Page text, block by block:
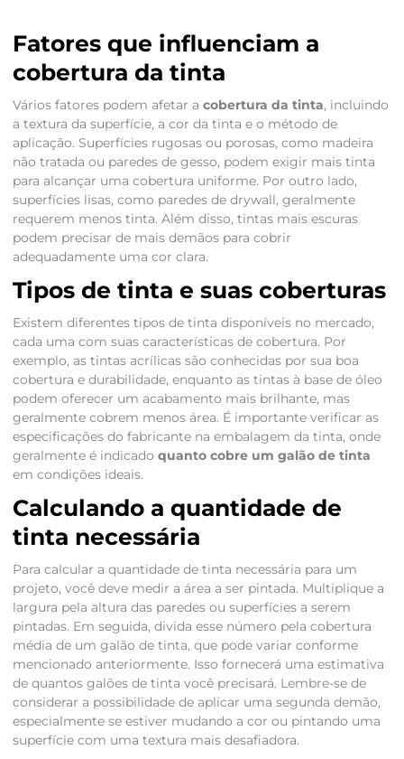
Fatores que influenciam a
cobertura da tinta
Vários fatores podem afetar a cobertura da tinta, incluindo
a textura da superfície, a cor da tinta e o método de
aplicação. Superfícies rugosas ou porosas, como madeira
não tratada ou paredes de gesso, podem exigir mais tinta
para alcançar uma cobertura uniforme. Por outro lado,
superfícies lisas, como paredes de drywall, geralmente
requerem menos tinta. Além disso, tintas mais escuras
podem precisar de mais demãos para cobrir
adequadamente uma cor clara.
Tipos de tinta e suas coberturas
Existem diferentes tipos de tinta disponíveis no mercado,
cada uma com suas características de cobertura. Por
exemplo, as tintas acrílicas são conhecidas por sua boa
cobertura e durabilidade, enquanto as tintas à base de óleo
podem oferecer um acabamento mais brilhante, mas
geralmente cobrem menos área. É importante verificar as
especificações do fabricante na embalagem da tinta, onde
geralmente é indicado quanto cobre um galão de tinta
em condições ideais.
Calculando a quantidade de
tinta necessária
Para calcular a quantidade de tinta necessária para um
projeto, você deve medir a área a ser pintada. Multiplique a
largura pela altura das paredes ou superfícies a serem
pintadas. Em seguida, divida esse número pela cobertura
média de um galão de tinta, que pode variar conforme
mencionado anteriormente. Isso fornecerá uma estimativa
de quantos galões de tinta você precisará. Lembre-se de
considerar a possibilidade de aplicar uma segunda demão,
especialmente se estiver mudando a cor ou pintando uma
superfície com uma textura mais desafiadora.